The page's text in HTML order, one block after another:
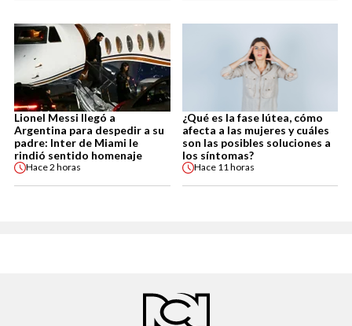
Lionel Messi llegó a
Argentina para despedir a su
padre: Inter de Miami le
rindió sentido homenaje
Hace2 horas
¿Qué es la fase lútea, cómo
afecta a las mujeres y cuáles
son las posibles soluciones a
los síntomas?
Hace 11 horas